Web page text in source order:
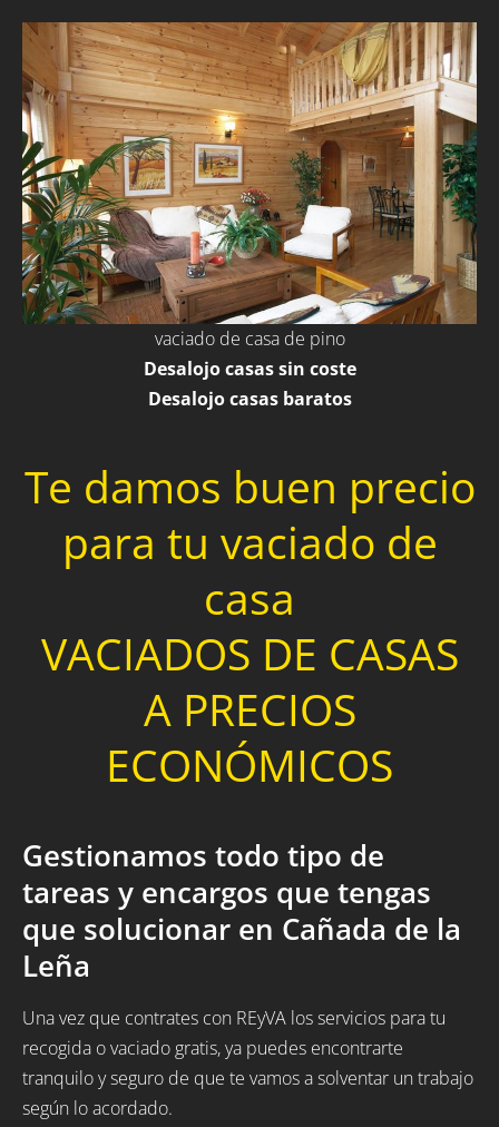
vaciado de casa de pino
Desalojo casas sin coste
Desalojo casas baratos
Te damos buen precio
para tu vaciado de
casa
VACIADOS DE CASAS
A PRECIOS
ECONÓMICOS
Gestionamos todo tipo de
tareas y encargos que tengas
que solucionar en Cañada de la
Leña
Una vez que contrates con REyVA los servicios para tu
recogida o vaciado gratis, ya puedes encontrarte
tranquilo y seguro de que te vamos a solventar un trabajo
según lo acordado.